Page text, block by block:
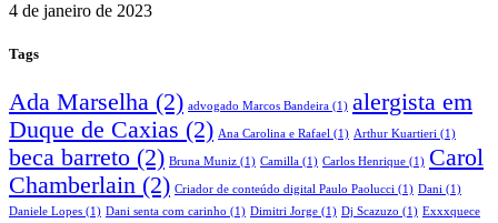
4 de janeiro de 2023
Tags
Ada Marselha (2) advogado Marcos Bandeira (1) alergista em
Duque de Caxias (2) Ana Carolina e Rafael (1) Arthur Kuartieri (1)
beca barreto (2) Bruna Muniz (1) Camilla (1) Carlos Henrique (1) Carol
Chamberlain (2) Criador de conteúdo digital Paulo Paolucci (1) Dani (1)
Daniele Lopes (1) Dani senta com carinho (1) Dimitri Jorge (1) Dj Scazuzo (1) Exxxquece